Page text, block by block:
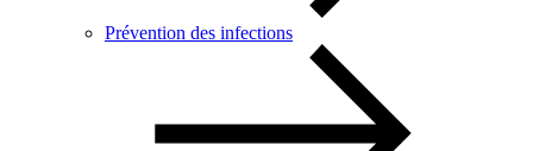
Prévention des infections